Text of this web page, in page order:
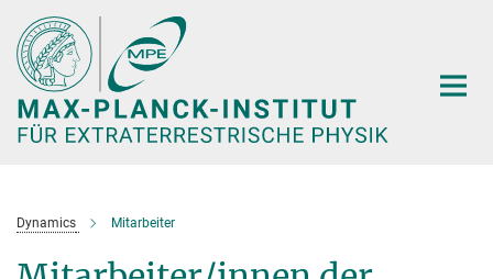
Hauptinhalt
Dynamics Mitarbeiter